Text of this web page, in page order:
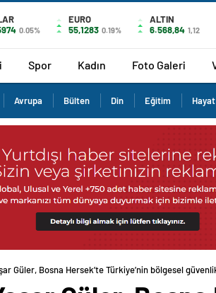
0.05%
EURO
55,1283 0.19%
ALTIN
6.568,84 1,12
Spor Kadın Foto Galeri
Avrupa Bülten Din Eğitim Hayat
Güler, Bosna Hersek’te Türkiye’nin bölgesel